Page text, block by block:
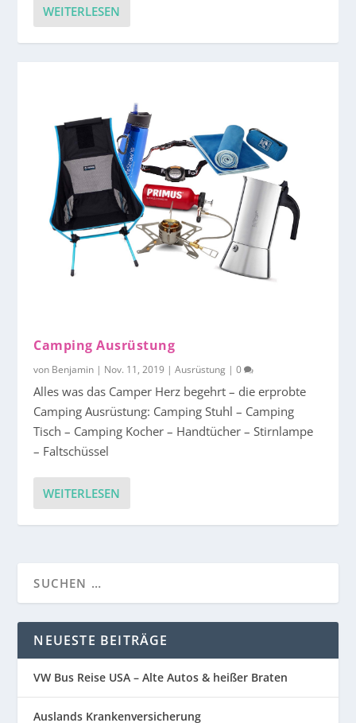
WEITERLESEN
Camping Ausrüstung
von Benjamin | Nov. 11, 2019 |Ausrüstung |0
Alles was das Camper Herz begehrt – die erprobte
Camping Ausrüstung: Camping Stuhl – Camping
Tisch – Camping Kocher – Handtücher – Stirnlampe
– Faltschüssel
WEITERLESEN
NEUESTE BEITRÄGE
VW Bus Reise USA – Alte Autos & heißer Braten
Auslands Krankenversicherung